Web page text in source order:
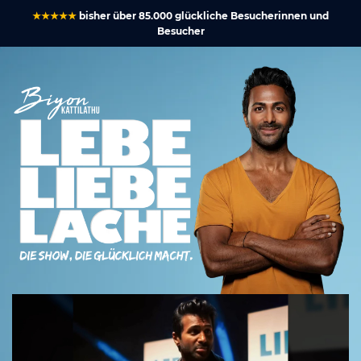
★★★★★ bisher über 85.000 glückliche Besucherinnen und
Besucher